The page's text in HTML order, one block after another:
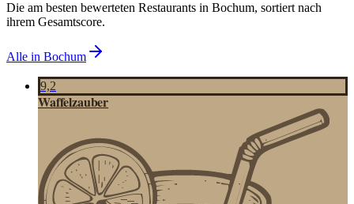
Die am besten bewerteten Restaurants in Bochum, sortiert nach
ihrem Gesamtscore.
Alle in Bochum
9,2
Waffelzauber